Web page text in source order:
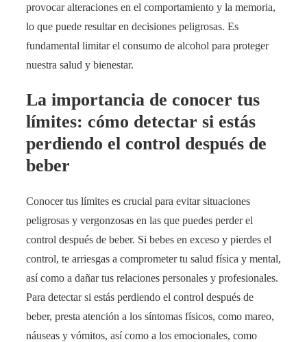
provocar alteraciones en el comportamiento y la memoria,
lo que puede resultar en decisiones peligrosas. Es
fundamental limitar el consumo de alcohol para proteger
nuestra salud y bienestar.
La importancia de conocer tus
límites: cómo detectar si estás
perdiendo el control después de
beber
Conocer tus límites es crucial para evitar situaciones
peligrosas y vergonzosas en las que puedes perder el
control después de beber. Si bebes en exceso y pierdes el
control, te arriesgas a comprometer tu salud física y mental,
así como a dañar tus relaciones personales y profesionales.
Para detectar si estás perdiendo el control después de
beber, presta atención a los síntomas físicos, como mareo,
náuseas y vómitos, así como a los emocionales, como